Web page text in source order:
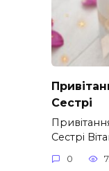
Сестрі
Сестрі
0